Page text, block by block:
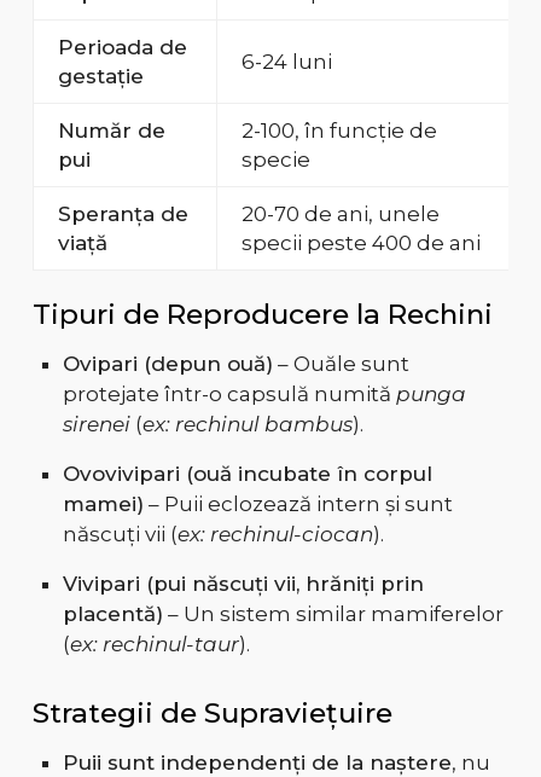
Perioada de
gestație
6-24 luni
Număr de
pui
2-100, în funcție de
specie
Speranța de
viață
20-70 de ani, unele
specii peste 400 de ani
Tipuri de Reproducere la Rechini
Ovipari (depun ouă) – Ouăle sunt
protejate într-o capsulă numită punga
sirenei(ex: rechinul bambus).
Ovovivipari (ouă incubate în corpul
mamei) – Puii eclozează intern și sunt
născuți vii (ex: rechinul-ciocan).
Vivipari (pui născuți vii, hrăniți prin
placentă) – Un sistem similar mamiferelor
(ex: rechinul-taur).
Strategii de Supraviețuire
Puii sunt independenți de la naștere, nu